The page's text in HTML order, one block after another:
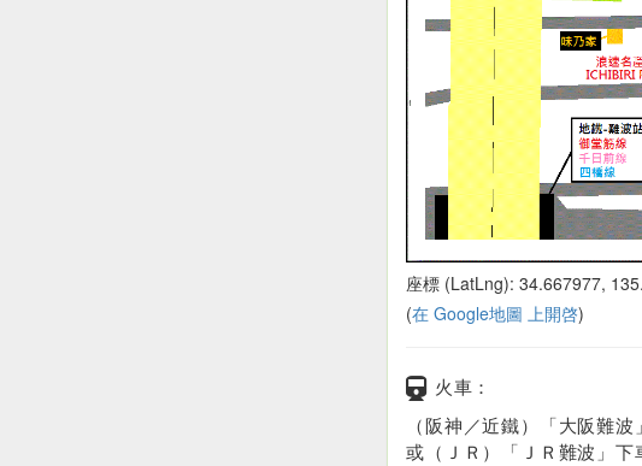
座標 (LatLng): 34.667977,
(在 Google地圖 上開啓)
火車：
（阪神／近鐵）「大阪難
或（ＪＲ）「ＪＲ難波」